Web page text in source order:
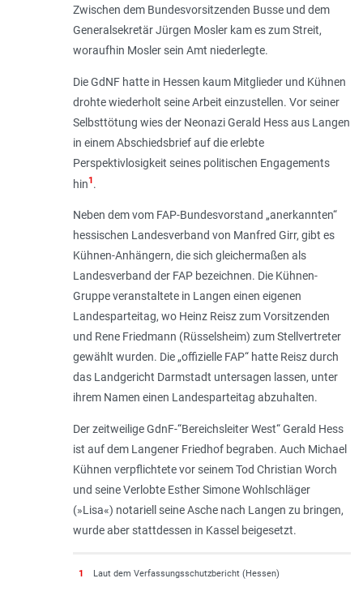
Zwischen dem Bundesvorsitzenden Busse und dem
Generalsekretär Jürgen Mosler kam es zum Streit,
woraufhin Mosler sein Amt niederlegte.
Die GdNF hatte in Hessen kaum Mitglieder und Kühnen
drohte wiederholt seine Arbeit einzustellen. Vor seiner
Selbsttötung wies der Neonazi Gerald Hess aus Langen
in einem Abschiedsbrief auf die erlebte
Perspektivlosigkeit seines politischen Engagements
hin1.
Neben dem vom FAP-Bundesvorstand „anerkannten“
hessischen Landesverband von Manfred Girr, gibt es
Kühnen-Anhängern, die sich gleichermaßen als
Landesverband der FAP bezeichnen. Die Kühnen-
Gruppe veranstaltete in Langen einen eigenen
Landesparteitag, wo Heinz Reisz zum Vorsitzenden
und Rene Friedmann (Rüsselsheim) zum Stellvertreter
gewählt wurden. Die „offizielle FAP“ hatte Reisz durch
das Landgericht Darmstadt untersagen lassen, unter
ihrem Namen einen Landesparteitag abzuhalten.
Der zeitweilige GdnF-“Bereichsleiter West“ Gerald Hess
ist auf dem Langener Friedhof begraben. Auch Michael
Kühnen verpflichtete vor seinem Tod Christian Worch
und seine Verlobte Esther Simone Wohlschläger
(»Lisa«) notariell seine Asche nach Langen zu bringen,
wurde aber stattdessen in Kassel beigesetzt.
1 Laut dem Verfassungsschutzbericht (Hessen)